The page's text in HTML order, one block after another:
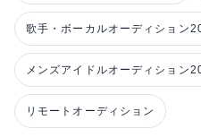
歌手・ボーカルオーディション
メンズアイドルオーディション
リモートオーディション